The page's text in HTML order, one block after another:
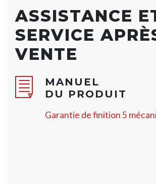
ASSISTANCE
SERVICE
VENTE
MANUEL
DU PRODUIT
Garantie de finition 5